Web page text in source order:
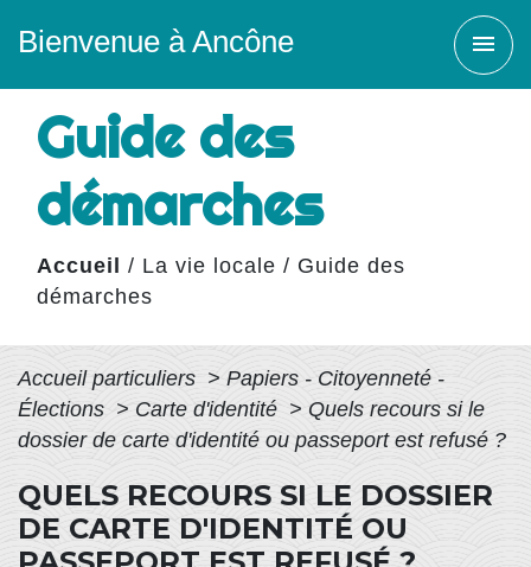
Bienvenue à Ancône menu
Guide des
démarches
Accueil / La vie locale / Guide des
démarches
Accueil particuliers > Papiers - Citoyenneté -
Élections > Carte d'identité > Quels recours si le
dossier de carte d'identité ou passeport est refusé ?
QUELS RECOURS SI LE DOSSIER
DE CARTE D'IDENTITÉ OU